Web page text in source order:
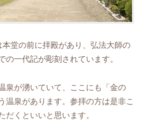
堂の前に拝殿があり、弘法大師の
の一代記が彫刻されています。
泉が湧いていて、ここにも「金の
温泉があります。参拝の方は是非こ
だくといいと思います。